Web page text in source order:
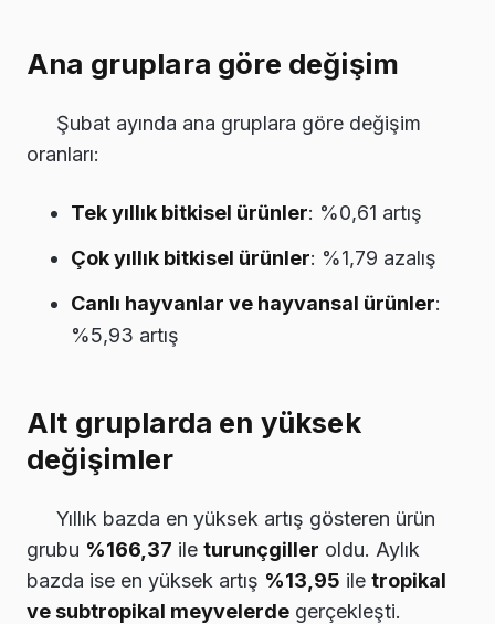
Ana gruplara göre değişim
Şubat ayında ana gruplara göre değişim
oranları:
Tek yıllık bitkisel ürünler: %0,61 artış
Çok yıllık bitkisel ürünler: %1,79 azalış
Canlı hayvanlar ve hayvansal ürünler:
%5,93 artış
Alt gruplarda en yüksek
değişimler
Yıllık bazda en yüksek artış gösteren ürün
grubu %166,37 ile turunçgiller oldu. Aylık
bazda ise en yüksek artış %13,95 ile tropikal
ve subtropikal meyvelerde gerçekleşti.